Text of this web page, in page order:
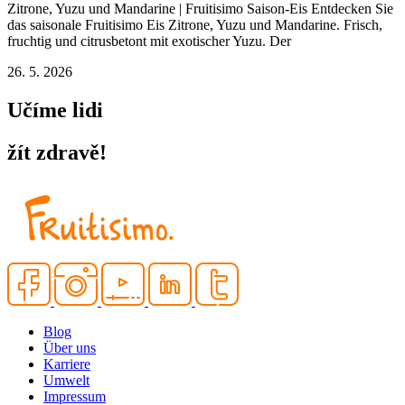
Zitrone, Yuzu und Mandarine | Fruitisimo Saison-Eis Entdecken Sie
das saisonale Fruitisimo Eis Zitrone, Yuzu und Mandarine. Frisch,
fruchtig und citrusbetont mit exotischer Yuzu. Der
26. 5. 2026
Učíme lidi
žít zdravě!
Blog
Über uns
Karriere
Umwelt
Impressum